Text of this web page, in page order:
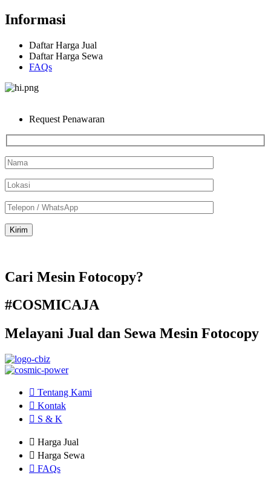
Informasi
Daftar Harga Jual
Daftar Harga Sewa
FAQs
Request Penawaran
Cari Mesin Fotocopy?
#COSMICAJA
Melayani Jual dan Sewa Mesin Fotocopy
Tentang Kami
Kontak
S & K
Harga Jual
Harga Sewa
FAQs